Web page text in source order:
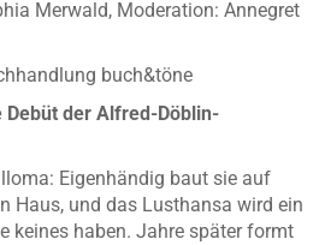
Merwald, Moderation: Annegret
buch&töne
Debüt der Alfred-Döblin-
Eigenhändig baut sie auf
Haus, und das Lusthansa wird ein
keines haben. Jahre später formt